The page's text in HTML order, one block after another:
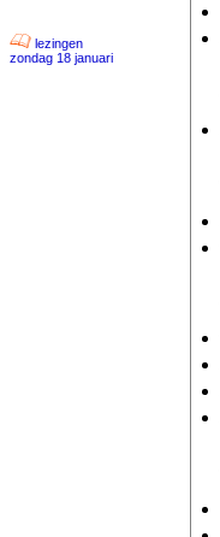
lezingen
zondag 18 januari